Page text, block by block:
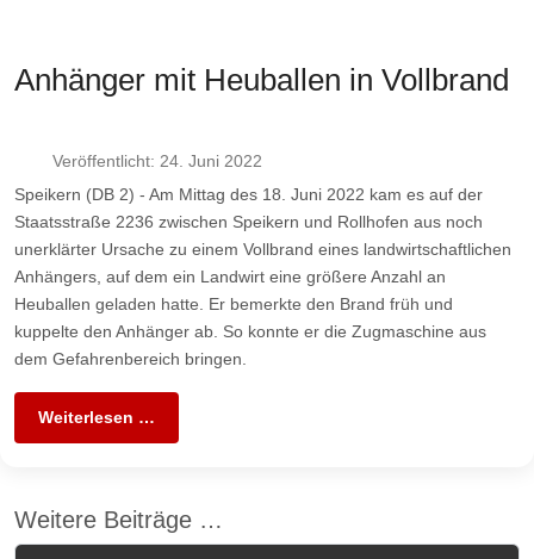
Anhänger mit Heuballen in Vollbrand
Veröffentlicht: 24. Juni 2022
Speikern (DB 2) - Am Mittag des 18. Juni 2022 kam es auf der
Staatsstraße 2236 zwischen Speikern und Rollhofen aus noch
unerklärter Ursache zu einem Vollbrand eines landwirtschaftlichen
Anhängers, auf dem ein Landwirt eine größere Anzahl an
Heuballen geladen hatte. Er bemerkte den Brand früh und
kuppelte den Anhänger ab. So konnte er die Zugmaschine aus
dem Gefahrenbereich bringen.
Weiterlesen …
Weitere Beiträge …